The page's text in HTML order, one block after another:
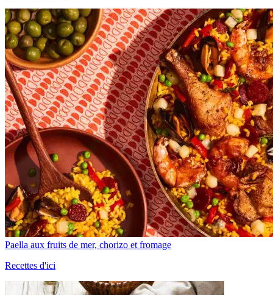
Paella aux fruits de mer, chorizo et fromage
Recettes d'ici